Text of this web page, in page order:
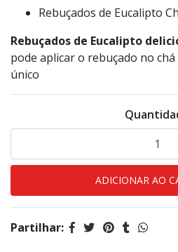
Rebuçados de Eucalipto
Rebuçados de Eucalipto
pode aplicar o rebuçado no
único
Partilhar: